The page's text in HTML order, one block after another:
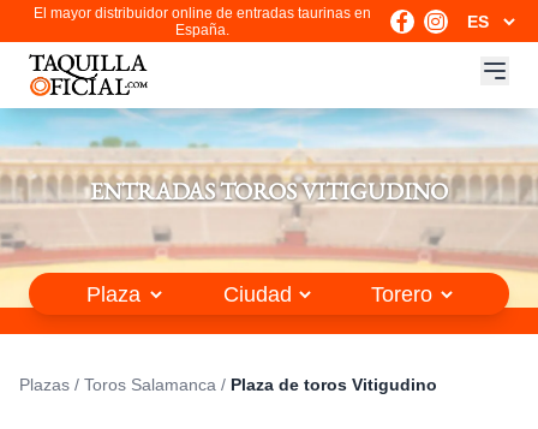
El mayor distribuidor online de entradas taurinas en
España.
ENTRADAS TOROS VITIGUDINO
Plazas / Toros Salamanca / Plaza de toros Vitigudino